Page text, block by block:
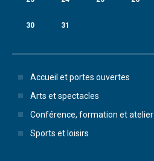
30 31
Accueil et portes ouvertes
Arts et spectacles
Conférence, formation et atelier
Sports et loisirs